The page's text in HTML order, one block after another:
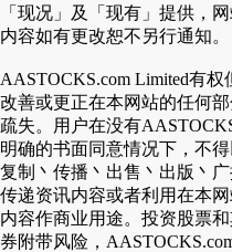
「现况」及「现有」提供，
内容如有更改恕不另行通知。
AASTOCKS.com Limited有权
改善或更正在本网站的任何
疏失。用户在没有
明确的书面同意情况下，不
复制丶传播丶出售丶出版丶广
传递资讯内容或者利用在本
内容作商业用途。投资股票
券附带风险，